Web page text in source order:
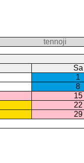
tennoji
Sa
1
8
15
22
29